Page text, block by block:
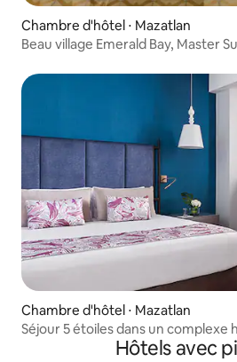
Chambre d'hôtel ⋅ Mazatlan
Beau village Emerald Bay, Master
Chambre d'hôtel ⋅ Mazatlan
Séjour 5 étoiles dans un complexe
Hôtels avec